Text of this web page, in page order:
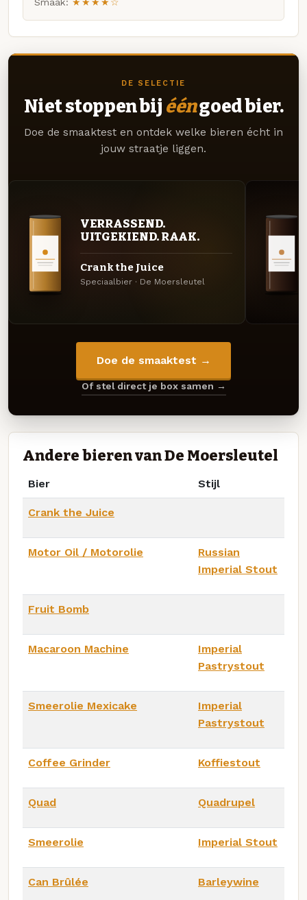
DE SELECTIE
Niet stoppen bij ééngoed bier.
Doe de smaaktest en ontdek welke bieren écht in
jouw straatje liggen.
VERRASSEND.
UITGEKIEND. RAAK.
Crank the Juice
Speciaalbier · De Moersleutel
Doe de smaaktest →
Of stel direct je box samen →
Andere bieren van De Moersleutel
Bier Stijl
Crank the Juice
Motor Oil / Motorolie
Russian
Imperial Stout
Fruit Bomb
Macaroon Machine
Imperial
Pastrystout
Smeerolie Mexicake
Imperial
Pastrystout
Coffee Grinder Koffiestout
Quad Quadrupel
Smeerolie Imperial Stout
Can Brûlée Barleywine